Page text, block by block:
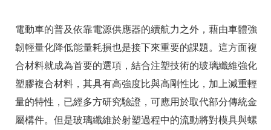
電動車的普及依靠電源供應器的續航力之外，藉由車體強
韌輕量化降低能量耗損也是接下來重要的課題。這方面複
合材料就成為首要的選項，結合注塑技術的玻璃纖維強化
塑膠複合材料，其具有高強度比與高剛性比，加上減重輕
量的特性，已經多方研究驗證，可應用於取代部分傳統金
屬構件。但是玻璃纖維於射塑過程中的流動將對模具與螺